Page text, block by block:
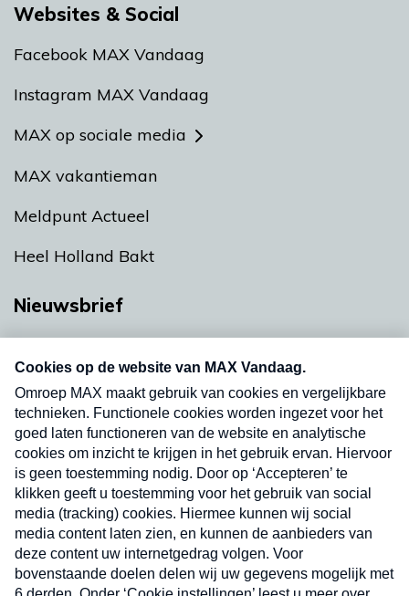
Websites & Social
Facebook MAX Vandaag
Instagram MAX Vandaag
MAX op sociale media
MAX vakantieman
Meldpunt Actueel
Heel Holland Bakt
Nieuwsbrief
nieuwsbrief. Elke vrijdag- en dinsdagochtend in
uw mailbox.
Verzend